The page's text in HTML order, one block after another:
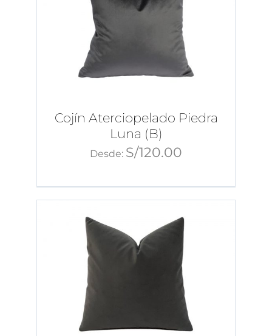
Cojín Aterciopelado Piedra
Luna (B)
Desde: S/120.00